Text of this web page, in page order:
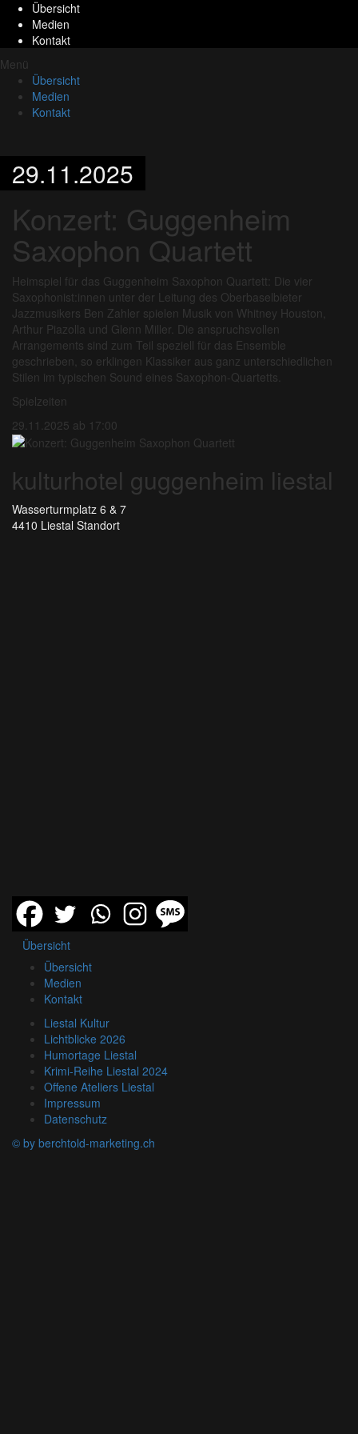
Übersicht
Medien
Kontakt
Menü
Übersicht
Medien
Kontakt
29.11.2025
Konzert: Guggenheim
Saxophon Quartett
Heimspiel für das Guggenheim Saxophon Quartett: Die vier
Saxophonist:innen unter der Leitung des Oberbaselbieter
Jazzmusikers Ben Zahler spielen Musik von Whitney Houston,
Arthur Piazolla und Glenn Miller. Die anspruchsvollen
Arrangements sind zum Teil speziell für das Ensemble
geschrieben, so erklingen Klassiker aus ganz unterschiedlichen
Stilen im typischen Sound eines Saxophon-Quartetts.
Spielzeiten
29.11.2025 ab 17:00
kulturhotel guggenheim liestal
Wasserturmplatz 6 & 7
4410 Liestal Standort
Übersicht
Übersicht
Medien
Kontakt
Liestal Kultur
Lichtblicke 2026
Humortage Liestal
Krimi-Reihe Liestal 2024
Offene Ateliers Liestal
Impressum
Datenschutz
© by berchtold-marketing.ch